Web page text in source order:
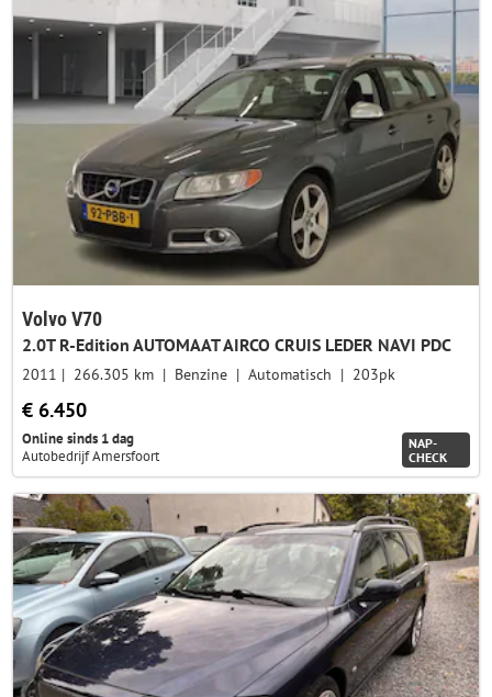
Volvo V70
2.0T R-Edition AUTOMAAT AIRCO CRUIS LEDER NAVI PDC
2011 266.305 km Benzine Automatisch 203pk
€ 6.450
Online sinds 1 dag
Autobedrijf Amersfoort
NAP-
CHECK